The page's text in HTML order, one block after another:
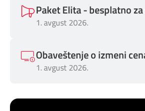
Paket Elita - besplatno
1. avgust 2026.
Obaveštenje o izmeni
1. avgust 2026.